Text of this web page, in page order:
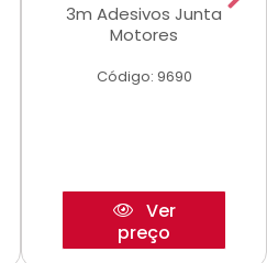
3m Adesivos Junta
Motores
Código: 9690
Ver
preço